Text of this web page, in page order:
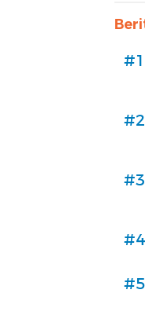
#1
#2
#3
#4
#5